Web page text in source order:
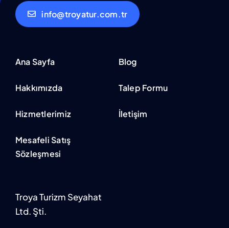
info@troyatur.com.tr
Ana Sayfa
Hakkımızda
Hizmetlerimiz
Mesafeli Satış
Sözleşmesi
Blog
Talep Formu
İletişim
Troya Turizm Seyahat
Ltd. Şti.